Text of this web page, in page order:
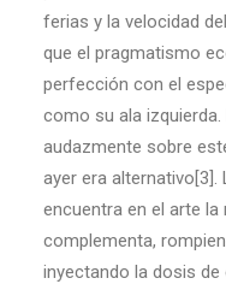
ferias y la velocidad
que el pragmatismo
perfección con el
como su ala
audazmente sobre
ayer era
encuentra en el arte
complementa,
inyectando la dosis